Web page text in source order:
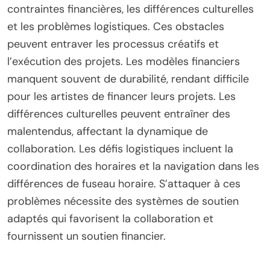
contraintes financières, les différences culturelles
et les problèmes logistiques. Ces obstacles
peuvent entraver les processus créatifs et
l’exécution des projets. Les modèles financiers
manquent souvent de durabilité, rendant difficile
pour les artistes de financer leurs projets. Les
différences culturelles peuvent entraîner des
malentendus, affectant la dynamique de
collaboration. Les défis logistiques incluent la
coordination des horaires et la navigation dans les
différences de fuseau horaire. S’attaquer à ces
problèmes nécessite des systèmes de soutien
adaptés qui favorisent la collaboration et
fournissent un soutien financier.